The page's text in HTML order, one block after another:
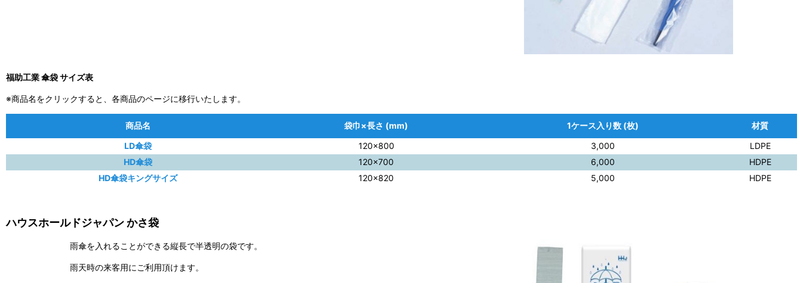
福助工業 傘袋 サイズ表
※商品名をクリックすると、各商品のページに移行いたします。
商品名 袋巾×長さ (mm) 1ケース入り数 (枚)
材質
LD傘袋
120×800 3,000
LDPE
HD傘袋
120×700 6,000
HDPE
HD傘袋キングサイズ
120×820 5,000 HDPE
ハウスホールドジャパン かさ袋
雨傘を入れることができる縦長で半透明の袋です。
雨天時の来客用にご利用頂けます。